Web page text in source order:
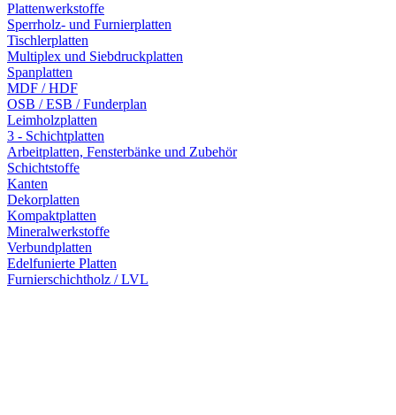
Plattenwerkstoffe
Sperrholz- und Furnierplatten
Tischlerplatten
Multiplex und Siebdruckplatten
Spanplatten
MDF / HDF
OSB / ESB / Funderplan
Leimholzplatten
3 - Schichtplatten
Arbeitplatten, Fensterbänke und Zubehör
Schichtstoffe
Kanten
Dekorplatten
Kompaktplatten
Mineralwerkstoffe
Verbundplatten
Edelfunierte Platten
Furnierschichtholz / LVL